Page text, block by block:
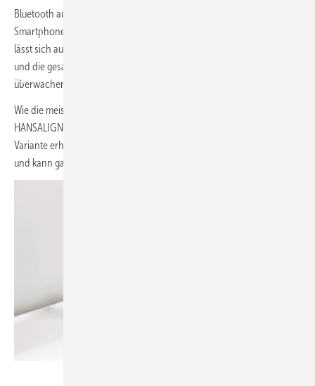
Bluetooth ausgestattet. So können Einstellungen einfach mit dem
Smartphone vorgenommen werden. Mit der HANSA Connect App
lässt sich außerdem der Wasserverbrauch, die Batterielebensdauer
und die gesamte Nutzung der Armatur einfach und bequem
überwachen.
Wie die meisten anderen berührungslosen Armaturen von HANSA ist
HANSALIGNA wahlweise mit Netzteil oder als batteriebetriebene
Variante erhältlich. Die Batterie hat eine Lebensdauer von 3-5 Jahren
und kann ganz einfach vom Benutzer gewechselt werden.